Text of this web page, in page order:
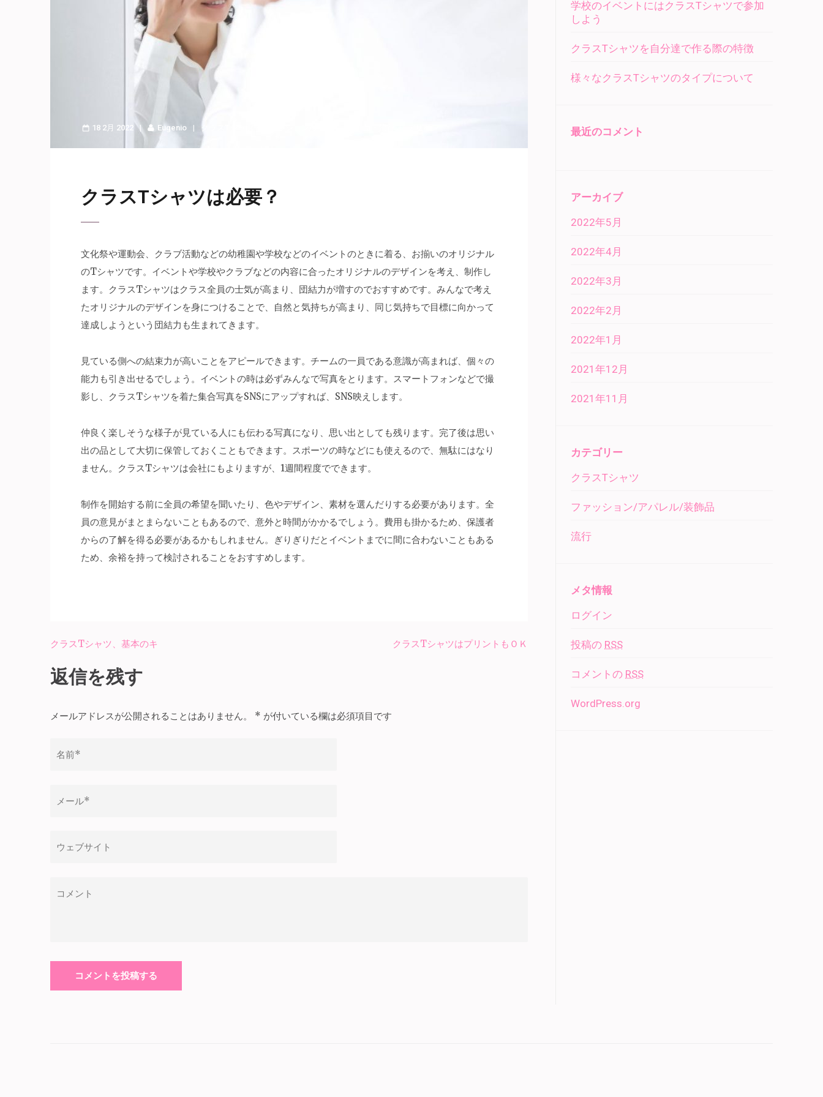
18 2月 2022 Eugenio
クラスTシャツは必要？
文化祭や運動会、クラブ活動などの幼稚園や学校などのイベントのときに着る、お揃いのオリジナル
のTシャツです。 イベントや学校やクラブなどの内容に合ったオリジナルのデザインを考え、制作し
ます。クラスTシャツはクラス全員の士気が高まり、団結力が増すのでおすすめです。みんなで考え
たオリジナルのデザインを身につけることで、自然と気持ちが高まり、同じ気持ちで目標に向かって
達成しようという団結力も生まれてきます。
見ている側への結束力が高いことをアピールできます。チームの一員である意識が高まれば、個々の
能力も引き出せるでしょう。イベントの時は必ずみんなで写真をとります。スマートフォンなどで撮
影し、クラスTシャツを着た集合写真をSNSにアップすれば、SNS映えします。
仲良く楽しそうな様子が見ている人にも伝わる写真になり、思い出としても残ります。完了後は思い
出の品として大切に保管しておくこともできます。スポーツの時などにも使えるので、無駄にはなり
ません。クラスTシャツは会社にもよりますが、1週間程度でできます。
制作を開始する前に全員の希望を聞いたり、色やデザイン、素材を選んだりする必要があります。全
員の意見がまとまらないこともあるので、意外と時間がかかるでしょう。費用も掛かるため、保護者
からの了解を得る必要があるかもしれません。ぎりぎりだとイベントまでに間に合わないこともある
ため、余裕を持って検討されることをおすすめします。
稿
ナ
ビ
ゲ
シ
ン
クラスTシャツ、基本のキ クラスTシャツはプリントもＯＫ
返信を残す
メールアドレスが公開されることはありません。 * が付いている欄は必須項目です
学校のイベントにはクラスTシャツで参加
しよう
クラスTシャツを自分達で作る際の特徴
様々なクラスTシャツのタイプについて
最近のコメント
アーカイブ
2022年5月
2022年4月
2022年3月
2022年2月
2022年1月
2021年12月
2021年11月
カテゴリー
クラスTシャツ
ファッション/アパレル/装飾品
流行
メタ情報
ログイン
投稿の RSS
コメントの RSS
WordPress.org